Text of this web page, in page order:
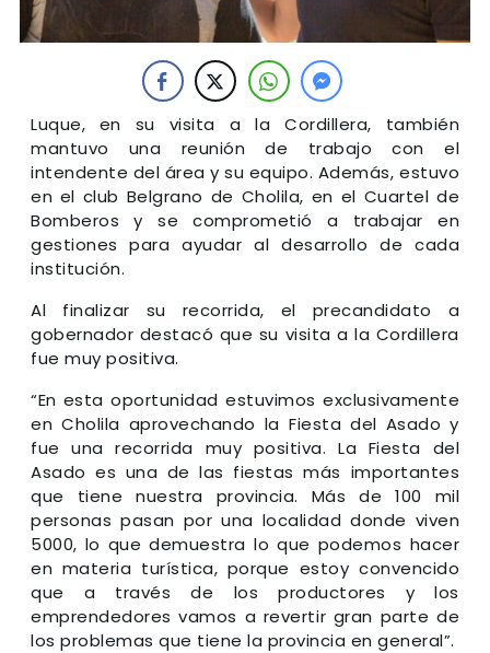
Luque, en su visita a la Cordillera, también
mantuvo una reunión de trabajo con el
intendente del área y su equipo. Además, estuvo
en el club Belgrano de Cholila, en el Cuartel de
Bomberos y se comprometió a trabajar en
gestiones para ayudar al desarrollo de cada
institución.
Al finalizar su recorrida, el precandidato a
gobernador destacó que su visita a la Cordillera
fue muy positiva.
“En esta oportunidad estuvimos exclusivamente
en Cholila aprovechando la Fiesta del Asado y
fue una recorrida muy positiva. La Fiesta del
Asado es una de las fiestas más importantes
que tiene nuestra provincia. Más de 100 mil
personas pasan por una localidad donde viven
5000, lo que demuestra lo que podemos hacer
en materia turística, porque estoy convencido
que a través de los productores y los
emprendedores vamos a revertir gran parte de
los problemas que tiene la provincia en general”.